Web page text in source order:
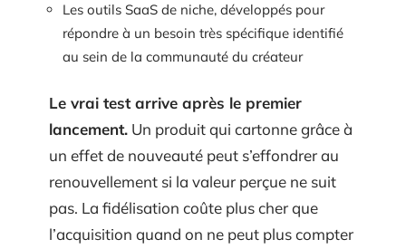
Les outils SaaS de niche, développés pour
répondre à un besoin très spécifique identifié
au sein de la communauté du créateur
Le vrai test arrive après le premier
lancement. Un produit qui cartonne grâce à
un effet de nouveauté peut s’effondrer au
renouvellement si la valeur perçue ne suit
pas. La fidélisation coûte plus cher que
l’acquisition quand on ne peut plus compter